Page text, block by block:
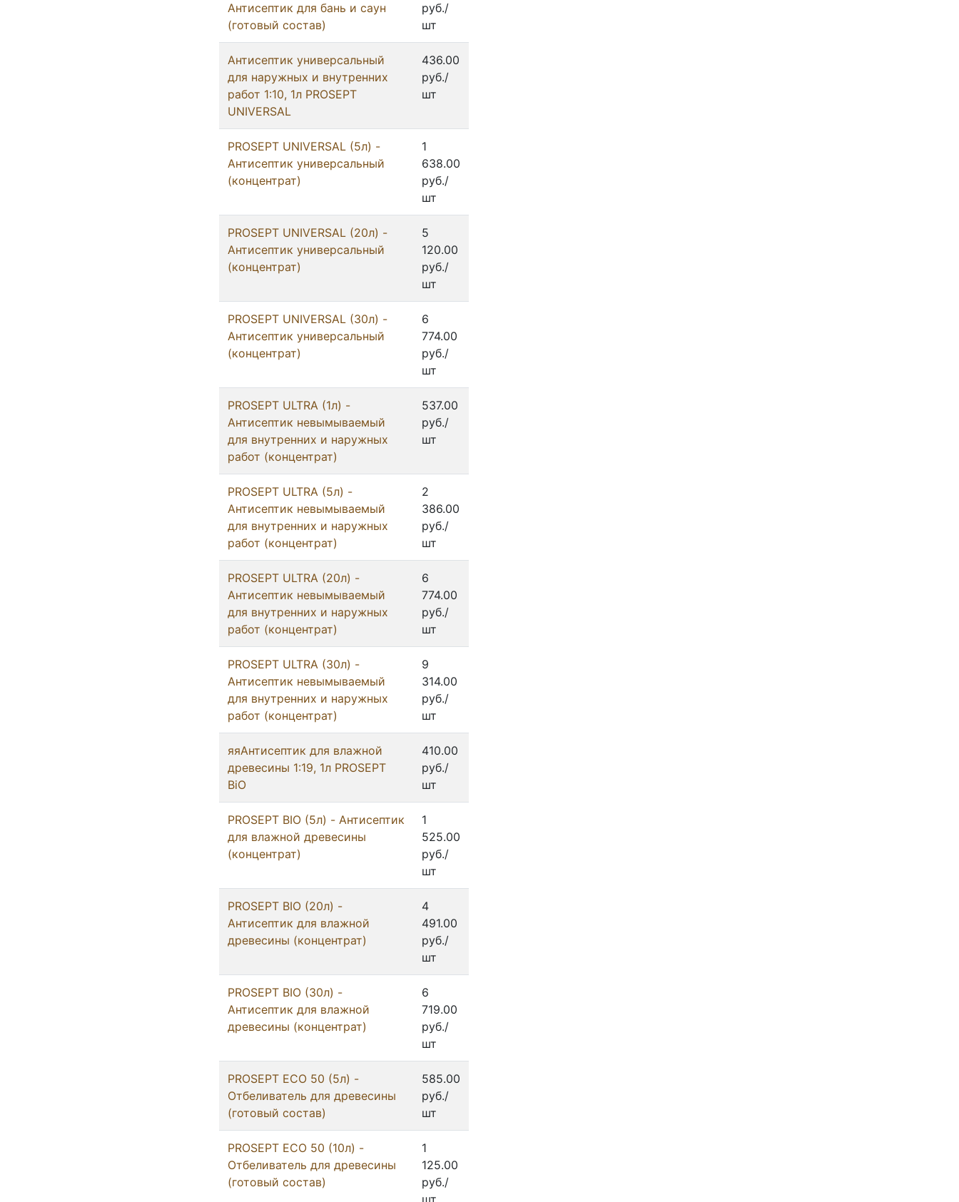
Антисептик для бань и саун
(готовый состав)
руб./
шт
Антисептик универсальный
для наружных и внутренних
работ 1:10, 1л PROSEPT
UNIVERSAL
436.00
руб./
шт
PROSEPT UNIVERSAL (5л) -
Антисептик универсальный
(концентрат)
1
638.00
руб./
шт
PROSEPT UNIVERSAL (20л) -
Антисептик универсальный
(концентрат)
5
120.00
руб./
шт
PROSEPT UNIVERSAL (30л) -
Антисептик универсальный
(концентрат)
6
774.00
руб./
шт
PROSEPT ULTRA (1л) -
Антисептик невымываемый
для внутренних и наружных
работ (концентрат)
537.00
руб./
шт
PROSEPT ULTRA (5л) -
Антисептик невымываемый
для внутренних и наружных
работ (концентрат)
2
386.00
руб./
шт
PROSEPT ULTRA (20л) -
Антисептик невымываемый
для внутренних и наружных
работ (концентрат)
6
774.00
руб./
шт
PROSEPT ULTRA (30л) -
Антисептик невымываемый
для внутренних и наружных
работ (концентрат)
9
314.00
руб./
шт
яяАнтисептик для влажной
древесины 1:19, 1л PROSEPT
BiO
410.00
руб./
шт
PROSEPT BIO (5л) - Антисептик
для влажной древесины
(концентрат)
1
525.00
руб./
шт
PROSEPT BIO (20л) -
Антисептик для влажной
древесины (концентрат)
4
491.00
руб./
шт
PROSEPT BIO (30л) -
Антисептик для влажной
древесины (концентрат)
6
719.00
руб./
шт
PROSEPT ECO 50 (5л) -
Отбеливатель для древесины
(готовый состав)
585.00
руб./
шт
PROSEPT ECO 50 (10л) -
Отбеливатель для древесины
(готовый состав)
1
125.00
руб./